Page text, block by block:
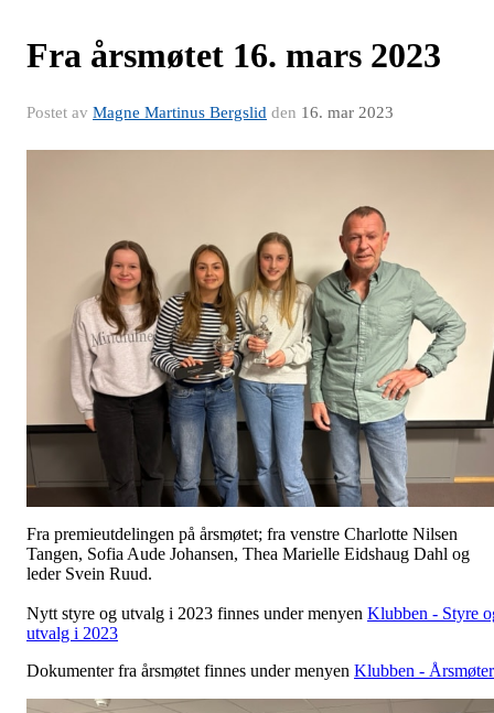
Fra årsmøtet 16. mars 2023
Postet av Magne Martinus Bergslid den 16. mar 2023
Fra premieutdelingen på årsmøtet; fra venstre Charlotte Nilsen
Tangen, Sofia Aude Johansen, Thea Marielle Eidshaug Dahl og
leder Svein Ruud.
Nytt styre og utvalg i 2023 finnes under menyen Klubben - Styre
utvalg i 2023
Dokumenter fra årsmøtet finnes under menyen Klubben - Årsmøter